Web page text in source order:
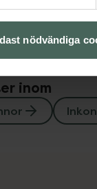
nödvändiga
inom